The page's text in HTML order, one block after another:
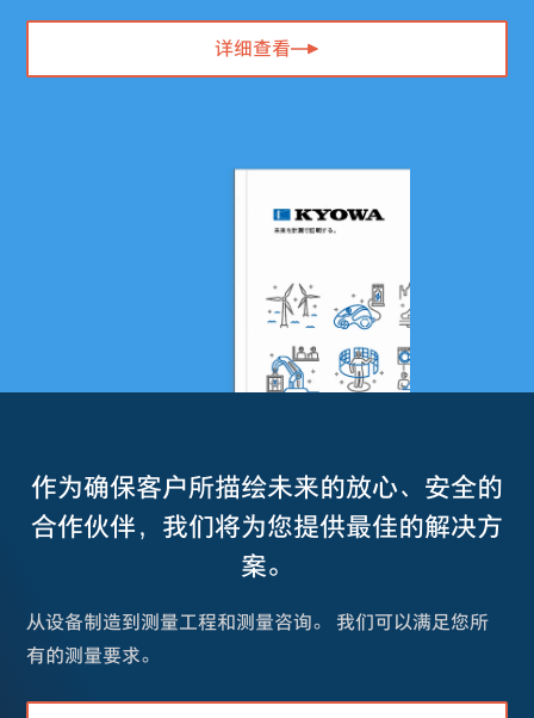
详细查看
作为确保客户所描绘未来的放心、安全的
合作伙伴，我们将为您提供最佳的解决方
案。
从设备制造到测量工程和测量咨询。 我们可以满足您所
有的测量要求。